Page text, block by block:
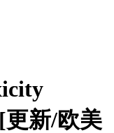
更新/欧美